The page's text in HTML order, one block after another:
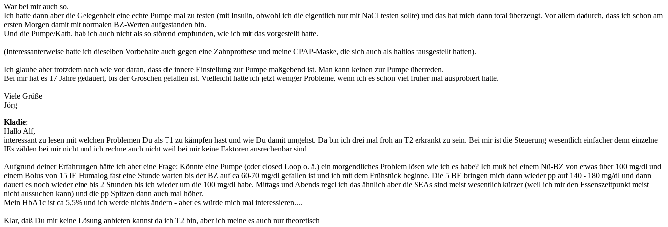
War bei mir auch so.
Ich hatte dann aber die Gelegenheit eine echte Pumpe mal zu testen (mit Insulin, obwohl ich die eigentlich nur mit NaCl testen sollte) und das hat mich dann total überzeugt. Vor allem dadurch, dass ich schon am
ersten Morgen damit mit normalen BZ-Werten aufgestanden bin.
Und die Pumpe/Kath. hab ich auch nicht als so störend empfunden, wie ich mir das vorgestellt hatte.
(Interessanterweise hatte ich dieselben Vorbehalte auch gegen eine Zahnprothese und meine CPAP-Maske, die sich auch als haltlos rausgestellt hatten).
Ich glaube aber trotzdem nach wie vor daran, dass die innere Einstellung zur Pumpe maßgebend ist. Man kann keinen zur Pumpe überreden.
Bei mir hat es 17 Jahre gedauert, bis der Groschen gefallen ist. Vielleicht hätte ich jetzt weniger Probleme, wenn ich es schon viel früher mal ausprobiert hätte.
Viele Grüße
Jörg
Kladie:
Hallo Alf,
interessant zu lesen mit welchen Problemen Du als T1 zu kämpfen hast und wie Du damit umgehst. Da bin ich drei mal froh an T2 erkrankt zu sein. Bei mir ist die Steuerung wesentlich einfacher denn einzelne
IEs zählen bei mir nicht und ich rechne auch nicht weil bei mir keine Faktoren ausrechenbar sind.
Aufgrund deiner Erfahrungen hätte ich aber eine Frage: Könnte eine Pumpe (oder closed Loop o. ä.) ein morgendliches Problem lösen wie ich es habe? Ich muß bei einem Nü-BZ von etwas über 100 mg/dl und
einem Bolus von 15 IE Humalog fast eine Stunde warten bis der BZ auf ca 60-70 mg/dl gefallen ist und ich mit dem Frühstück beginne. Die 5 BE bringen mich dann wieder pp auf 140 - 180 mg/dl und dann
dauert es noch wieder eine bis 2 Stunden bis ich wieder um die 100 mg/dl habe. Mittags und Abends regel ich das ähnlich aber die SEAs sind meist wesentlich kürzer (weil ich mir den Essenszeitpunkt meist
nicht aussuchen kann) und die pp Spitzen dann auch mal höher.
Mein HbA1c ist ca 5,5% und ich werde nichts ändern - aber es würde mich mal interessieren....
Klar, daß Du mir keine Lösung anbieten kannst da ich T2 bin, aber ich meine es auch nur theoretisch